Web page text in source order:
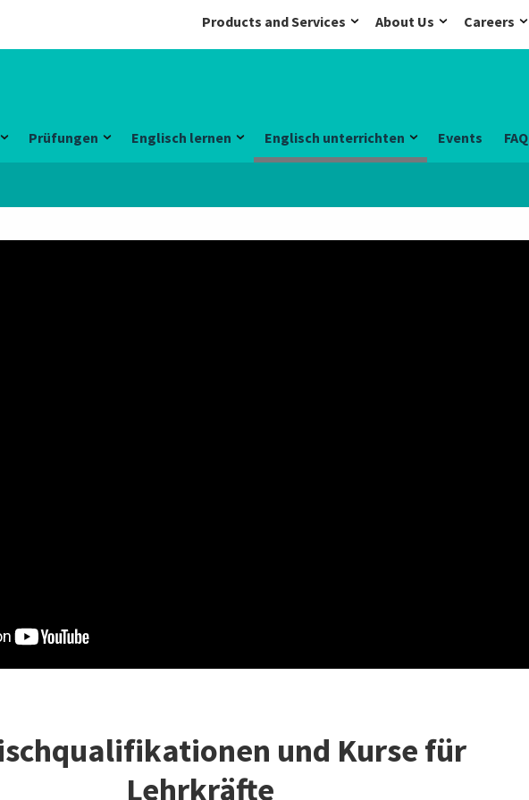
Products and Services About Us Careers
Prüfungen Englisch lernen Englisch unterrichten Events FAQ
und Kurse für
Lehrkräfte